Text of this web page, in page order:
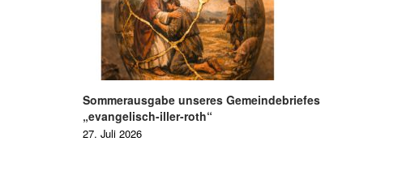
Sommerausgabe unseres Gemeindebriefes
„evangelisch-iller-roth“
27. Juli 2026